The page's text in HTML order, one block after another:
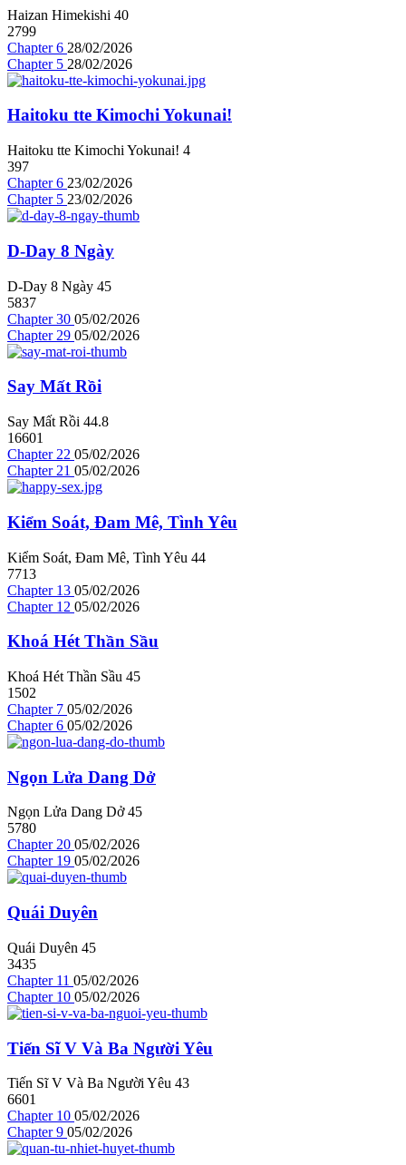
Haizan Himekishi 40
2799
Chapter 6 28/02/2026
Chapter 5 28/02/2026
Haitoku tte Kimochi Yokunai!
Haitoku tte Kimochi Yokunai! 4
397
Chapter 6 23/02/2026
Chapter 5 23/02/2026
D-Day 8 Ngày
D-Day 8 Ngày 45
5837
Chapter 30 05/02/2026
Chapter 29 05/02/2026
Say Mất Rồi
Say Mất Rồi 44.8
16601
Chapter 22 05/02/2026
Chapter 21 05/02/2026
Kiểm Soát, Đam Mê, Tình Yêu
Kiểm Soát, Đam Mê, Tình Yêu 44
7713
Chapter 13 05/02/2026
Chapter 12 05/02/2026
Khoá Hét Thần Sầu
Khoá Hét Thần Sầu 45
1502
Chapter 7 05/02/2026
Chapter 6 05/02/2026
Ngọn Lửa Dang Dở
Ngọn Lửa Dang Dở 45
5780
Chapter 20 05/02/2026
Chapter 19 05/02/2026
Quái Duyên
Quái Duyên 45
3435
Chapter 11 05/02/2026
Chapter 10 05/02/2026
Tiến Sĩ V Và Ba Người Yêu
Tiến Sĩ V Và Ba Người Yêu 43
6601
Chapter 10 05/02/2026
Chapter 9 05/02/2026